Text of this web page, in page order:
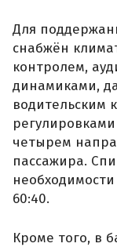
Для
снабжён
контролем,
динамиками,
водительским
четырем
пассажира.
60:40.
Кроме того, в